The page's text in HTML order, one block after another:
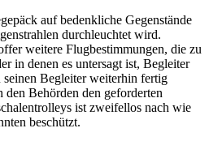
auf bedenkliche Gegenstände
durchleuchtet wird.
weitere Flugbestimmungen, die zu
in denen es untersagt ist, Begleiter
seinen Begleiter weiterhin fertig
Behörden den geforderten
ist zweifellos nach wie
beschützt.